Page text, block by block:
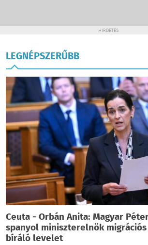
HIRDETÉS
LEGNÉPSZERŰBB
Ceuta - Orbán Anita: Magyar
spanyol miniszterelnök
bíráló levelet